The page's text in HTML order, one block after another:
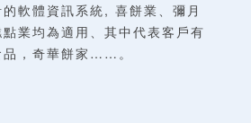
軟體資訊系統, 喜餅業、彌月
業均為適用、其中代表客戶有
，奇華餅家……。